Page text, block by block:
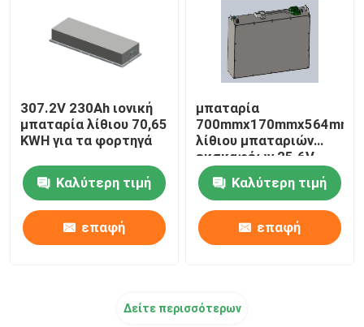
307.2V 230Ah ιονική
μπαταρία λίθιου 70,65
KWH για τα φορτηγά
Καλύτερη τιμή
επαφή
μπαταρία
700mmx170mmx564mm
λίθιου μπαταριών
εκσκαφέων 25.6V
210Ah
Καλύτερη τιμή
επαφή
Δείτε περισσότερων